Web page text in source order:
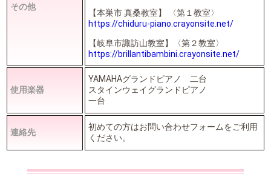
その他
【本巣市 真桑教室】 〈第１教室〉
https://chiduru-piano.crayonsite.net/
【岐阜市諏訪山教室】〈第２教室〉
https://brillantibambini.crayonsite.net/
使用楽器
YAMAHAグランドピアノ 二台
スタインウェイグランドピアノ
一台
連絡先
初めての方はお問い合わせフォームをご利用
ください。